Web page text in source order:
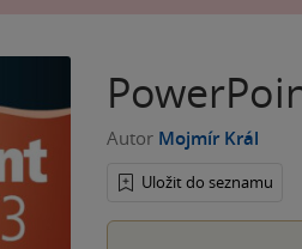
Autor Mojmír Král
Uložit do seznamu